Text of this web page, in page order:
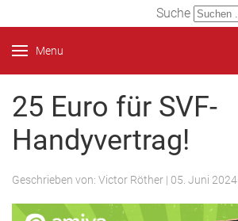
Suche
Menu
25 Euro für SVF-
Handyvertrag!
Geschrieben von: Victor Röther | 05. Juni 2024